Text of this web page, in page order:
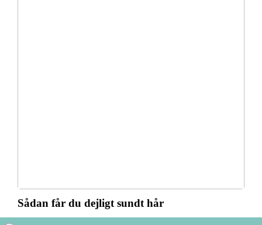
Sådan får du dejligt sundt hår